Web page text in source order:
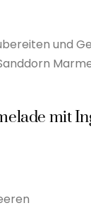
und
mit